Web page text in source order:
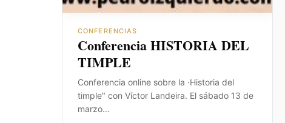
CONFERENCIAS
Conferencia HISTORIA DEL
TIMPLE
Conferencia online sobre la ·Historia del
timple" con Víctor Landeira. El sábado 13 de
marzo…